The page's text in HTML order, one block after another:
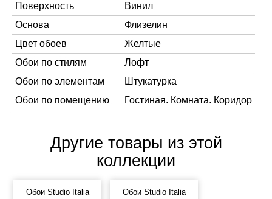
Поверхность
Винил
Основа
Флизелин
Цвет обоев
Желтые
Обои по стилям
Лофт
Обои по элементам
Штукатурка
Обои по помещению
Гостиная. Комната. Коридор
Другие товары из этой
коллекции
Обои Studio Italia
Обои Studio Italia